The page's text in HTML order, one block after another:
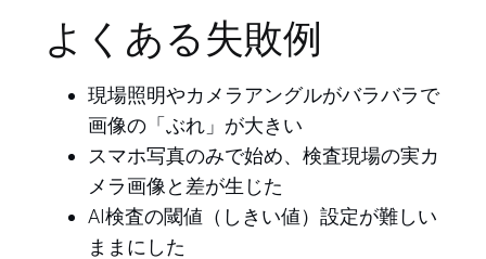
よくある失敗例
現場照明やカメラアングルがバラバラで
画像の「ぶれ」が大きい
スマホ写真のみで始め、検査現場の実カ
メラ画像と差が生じた
AI検査の閾値（しきい値）設定が難しい
ままにした